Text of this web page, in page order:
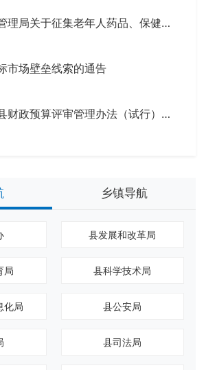
华容县市场监督管理局关于征集老年人药品、保健品虚假宣传等违法行为线索的公告
市场壁垒线索的通告
关于征求《华容县财政预算评审管理办法（试行）》 (征求意见稿)意见的公告
乡镇导航
县发展和改革局
局 县科学技术局
化局 县公安局
县司法局